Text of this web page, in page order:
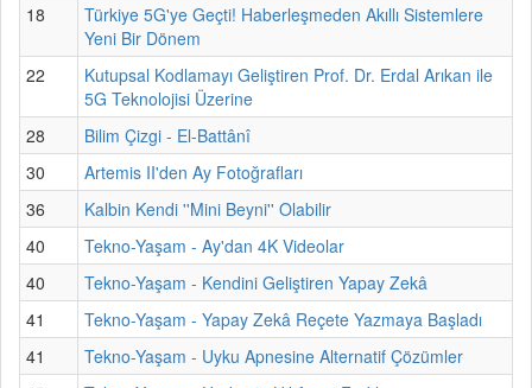
18
Türkiye 5G'ye Geçti! Haberleşmeden Akıllı Sistemlere
Yeni Bir Dönem
22
Kutupsal Kodlamayı Geliştiren Prof. Dr. Erdal Arıkan ile
5G Teknolojisi Üzerine
28
Bilim Çizgi - El-Battânî
30
Artemis II'den Ay Fotoğrafları
36
Kalbin Kendi ''Mini Beyni'' Olabilir
40
Tekno-Yaşam - Ay'dan 4K Videolar
40
Tekno-Yaşam - Kendini Geliştiren Yapay Zekâ
41
Tekno-Yaşam - Yapay Zekâ Reçete Yazmaya Başladı
41
Tekno-Yaşam - Uyku Apnesine Alternatif Çözümler